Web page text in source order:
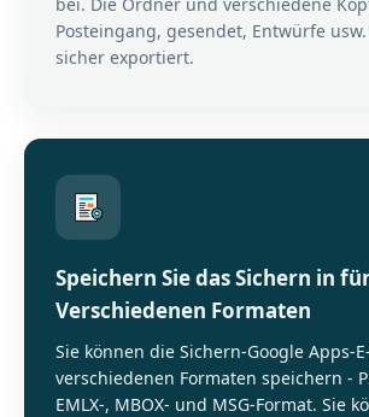
Posteingang, gesendet, Entwürfe
sicher exportiert.
Speichern Sie das Sichern in
Verschiedenen Formaten
Sie können die Sichern-Google Apps-
verschiedenen Formaten speichern -
EMLX-, MBOX- und MSG-Format. Sie